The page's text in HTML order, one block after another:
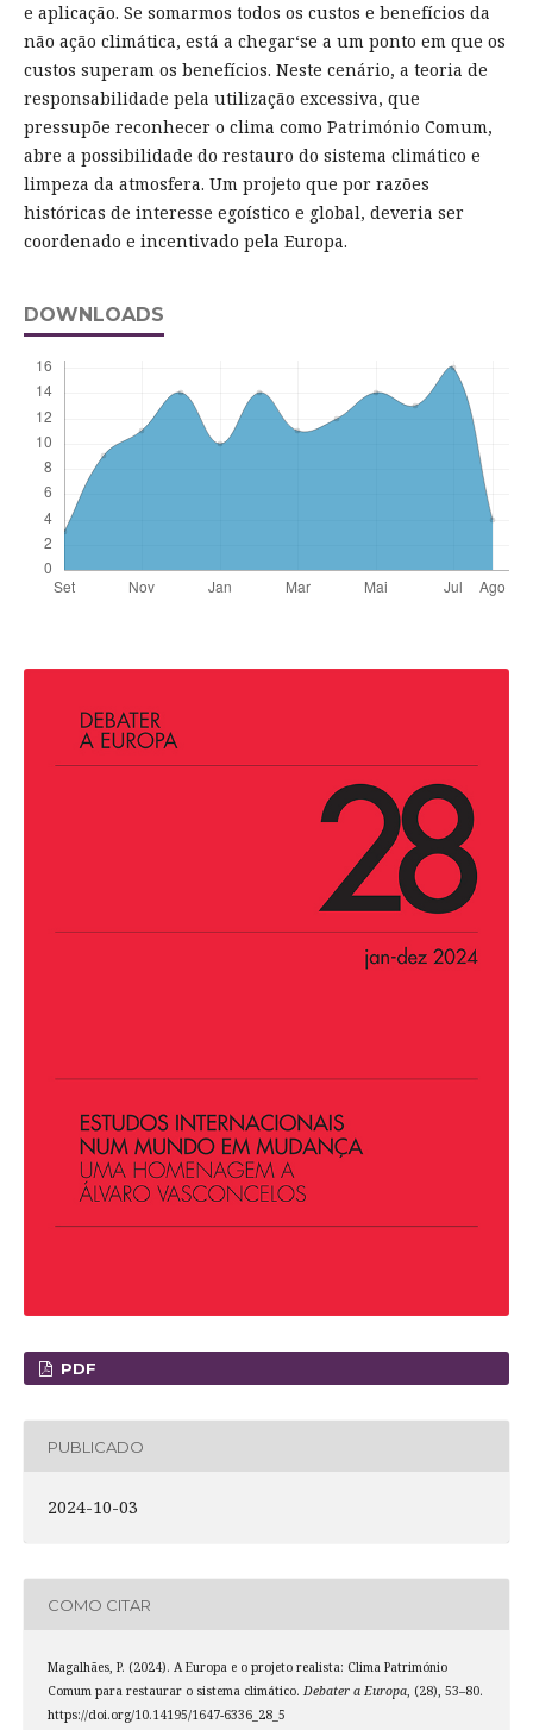
e aplicação. Se somarmos todos os custos e benefícios da
não ação climática, está a chegar‘se a um ponto em que os
custos superam os benefícios. Neste cenário, a teoria de
responsabilidade pela utilização excessiva, que
pressupõe reconhecer o clima como Património Comum,
abre a possibilidade do restauro do sistema climático e
limpeza da atmosfera. Um projeto que por razões
históricas de interesse egoístico e global, deveria ser
coordenado e incentivado pela Europa.
DOWNLOADS
PDF
PUBLICADO
2024-10-03
COMO CITAR
Magalhães, P. (2024). A Europa e o projeto realista: Clima Património
Comum para restaurar o sistema climático. Debater a Europa, (28), 53–80.
https://doi.org/10.14195/1647-6336_28_5